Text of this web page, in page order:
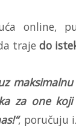
online,
traje do
za one
, poručuju